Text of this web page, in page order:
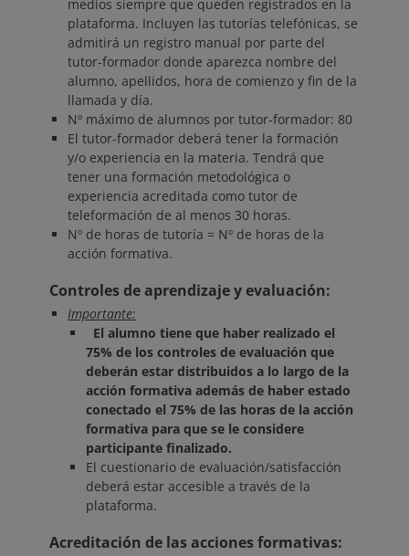
medios siempre que queden registrados en la
plataforma. Incluyen las tutorías telefónicas, se
admitirá un registro manual por parte del
tutor-formador donde aparezca nombre del
alumno, apellidos, hora de comienzo y fin de la
llamada y día.
Nº máximo de alumnos por tutor-formador: 80
El tutor-formador deberá tener la formación
y/o experiencia en la materia. Tendrá que
tener una formación metodológica o
experiencia acreditada como tutor de
teleformación de al menos 30 horas.
Nº de horas de tutoría = Nº de horas de la
acción formativa.
Controles de aprendizaje y evaluación:
Importante:
El alumno tiene que haber realizado el
75% de los controles de evaluación que
deberán estar distribuidos a lo largo de la
acción formativa además de haber estado
conectado el 75% de las horas de la acción
formativa para que se le considere
participante finalizado.
El cuestionario de evaluación/satisfacción
deberá estar accesible a través de la
plataforma.
Acreditación de las acciones formativas: